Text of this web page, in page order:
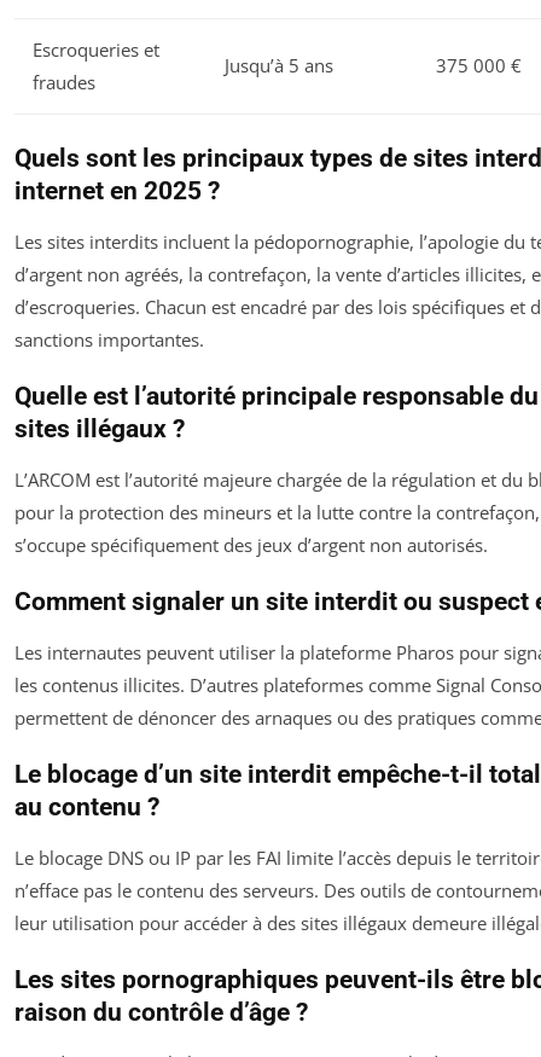
Escroqueries et
fraudes
Jusqu’à 5 ans 375 000 €
Quels sont les principaux types de sites
internet en 2025 ?
Les sites interdits incluent la pédopornographie, l’apologie du
d’argent non agréés, la contrefaçon, la vente d’articles illicites,
d’escroqueries. Chacun est encadré par des lois spécifiques et
sanctions importantes.
Quelle est l’autorité principale responsable
sites illégaux ?
L’ARCOM est l’autorité majeure chargée de la régulation et du
pour la protection des mineurs et la lutte contre la contrefaçon,
s’occupe spécifiquement des jeux d’argent non autorisés.
Comment signaler un site interdit ou suspect
Les internautes peuvent utiliser la plateforme Pharos pour
les contenus illicites. D’autres plateformes comme Signal
permettent de dénoncer des arnaques ou des pratiques
Le blocage d’un site interdit empêche-t-il
au contenu ?
Le blocage DNS ou IP par les FAI limite l’accès depuis le
n’efface pas le contenu des serveurs. Des outils de
leur utilisation pour accéder à des sites illégaux demeure
Les sites pornographiques peuvent-ils être
raison du contrôle d’âge ?